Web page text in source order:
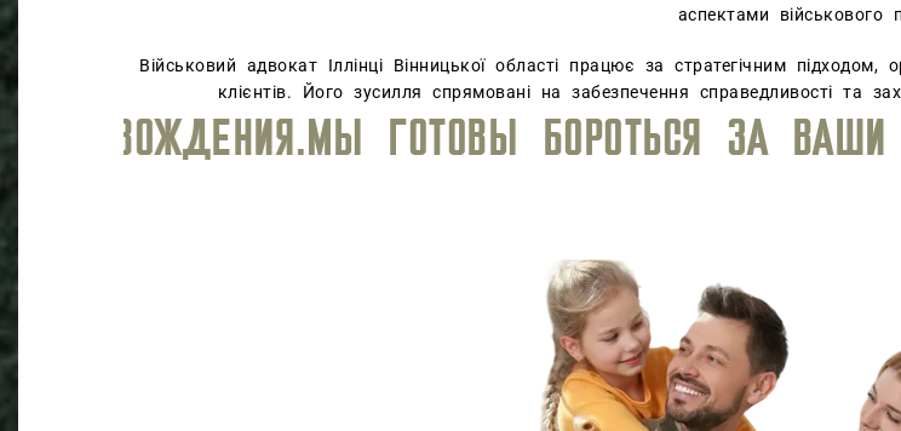
аспектами військового
Військовий адвокат Іллінці Вінницької області працює за стратегічним
клієнтів. Його зусилля спрямовані на забезпечення справедливості та
ОБЕСПЕЧИВАЯ ВЫСОКИЙ УРОВЕНЬ